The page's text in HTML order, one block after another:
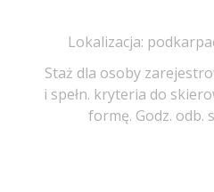
Lokalizacja:
Staż dla osoby
i spełn. kryteria do
formę. Godz. odb.